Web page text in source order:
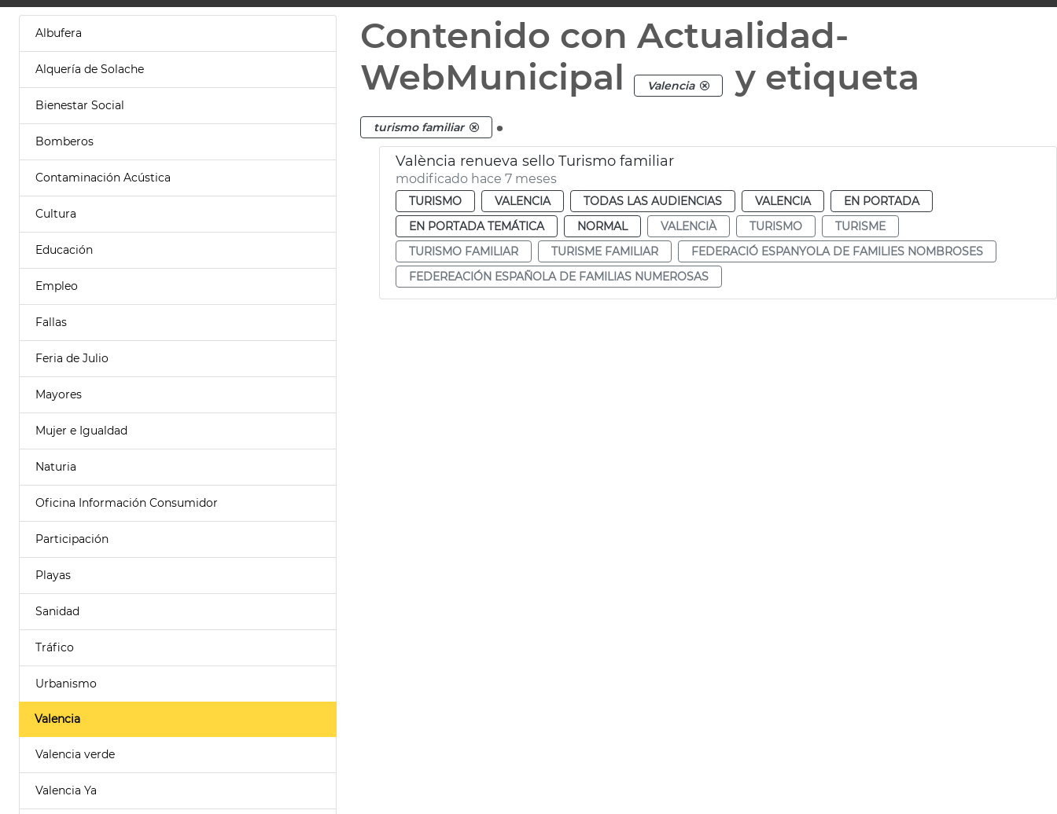
Albufera
Alquería de Solache
Bienestar Social
Bomberos
Contaminación Acústica
Cultura
Educación
Empleo
Fallas
Feria de Julio
Mayores
Mujer e Igualdad
Naturia
Oficina Información Consumidor
Participación
Playas
Sanidad
Tráfico
Urbanismo
Valencia
Valencia verde
Valencia Ya
Contenido con Actualidad-
WebMunicipal
Valencia y etiqueta
turismo familiar .
València renueva sello Turismo familiar
modificado hace 7 meses
TURISMO VALENCIA TODAS LAS AUDIENCIAS VALENCIA
EN PORTADA
EN PORTADA TEMÁTICA
NORMAL VALENCIÀ TURISMO
TURISME
TURISMO FAMILIAR
TURISME FAMILIAR
FEDERACIÓ ESPANYOLA DE FAMILIES NOMBROSES
FEDEREACIÓN ESPAÑOLA DE FAMILIAS NUMEROSAS